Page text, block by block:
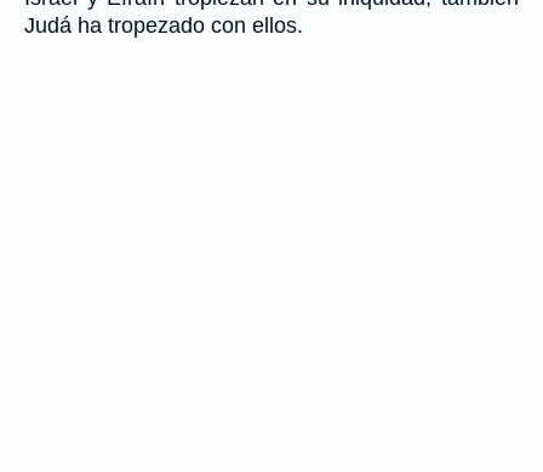
Judá ha tropezado con ellos.